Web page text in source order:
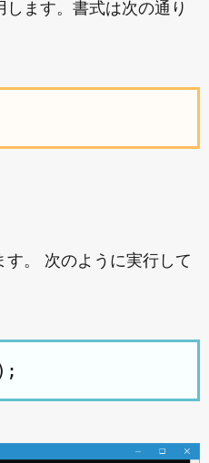
ます。書式は次の通り
。 次のように実行して